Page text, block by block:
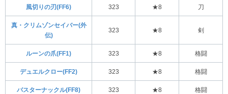
風切りの刃(FF6) 323 ★8 刀
真・クリムゾンセイバー(外
伝)
323 ★8 剣
ルーンの爪(FF1) 323 ★8 格闘
デュエルクロー(FF2) 323 ★8 格闘
バスターナックル(FF8) 323 ★8 格闘